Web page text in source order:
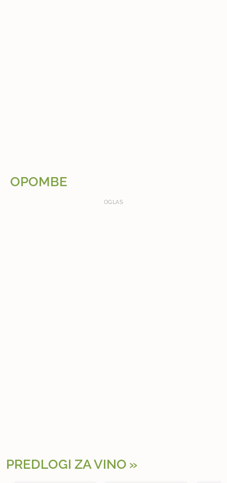
OPOMBE
OGLAS
PREDLOGI ZA VINO